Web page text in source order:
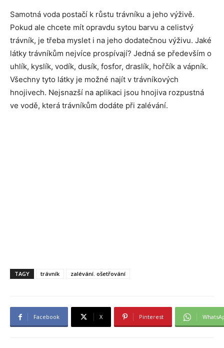
Samotná voda postačí k růstu trávníku a jeho výživě.
Pokud ale chcete mít opravdu sytou barvu a celistvý
trávník, je třeba myslet i na jeho dodatečnou výživu. Jaké
látky trávníkům nejvíce prospívají? Jedná se především o
uhlík, kyslík, vodík, dusík, fosfor, draslík, hořčík a vápník.
Všechny tyto látky je možné najít v trávníkových
hnojivech. Nejsnazší na aplikaci jsou hnojiva rozpustná
ve vodě, která trávníkům dodáte při zalévání.
TAGY trávník zalévání. ošetřování
Facebook X Pinterest